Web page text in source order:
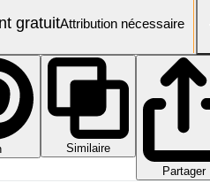
gratuitAttribution nécessaire
Similaire
Partager